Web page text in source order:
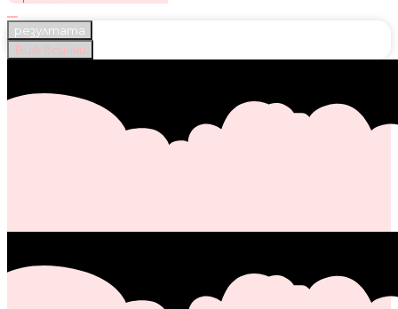
резултата
Виж всички